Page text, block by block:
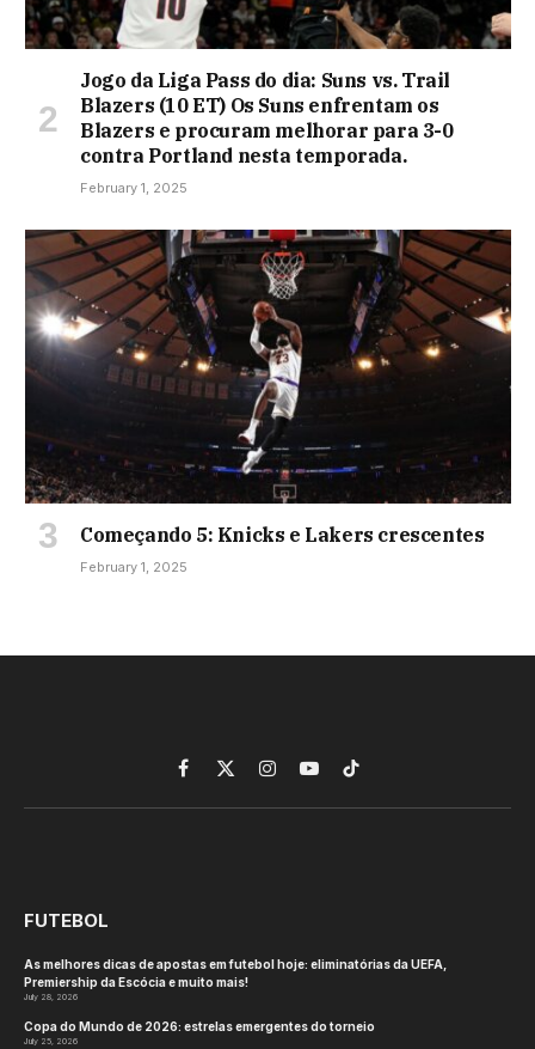
Jogo da Liga Pass do dia: Suns vs. Trail
Blazers (10 ET) Os Suns enfrentam os
Blazers e procuram melhorar para 3-0
contra Portland nesta temporada.
February 1, 2025
Começando 5: Knicks e Lakers crescentes
February 1, 2025
Facebook
X
(Twitter)
InstagramYouTubeTikTok
FUTEBOL
As melhores dicas de apostas em futebol hoje: eliminatórias da UEFA,
Premiership da Escócia e muito mais!
July 28, 2026
Copa do Mundo de 2026: estrelas emergentes do torneio
July 25, 2026